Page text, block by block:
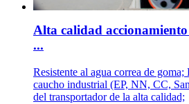
Alta calidad
...
Resistente al agua correa de
caucho industrial (EP, NN, CC,
del transportador de la alta calidad;